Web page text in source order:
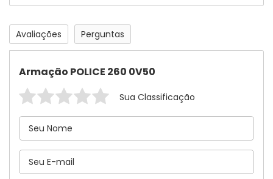
Avaliações Perguntas
Armação POLICE 260 0V50
Sua Classificação